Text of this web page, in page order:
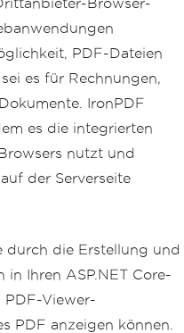
Browser-
PDF-Dateien
es für Rechnungen,
IronPDF
es die integrierten
nutzt und
der Serverseite
durch die Erstellung und
Ihren ASP.NET Core-
PDF-Viewer-
PDF anzeigen können.